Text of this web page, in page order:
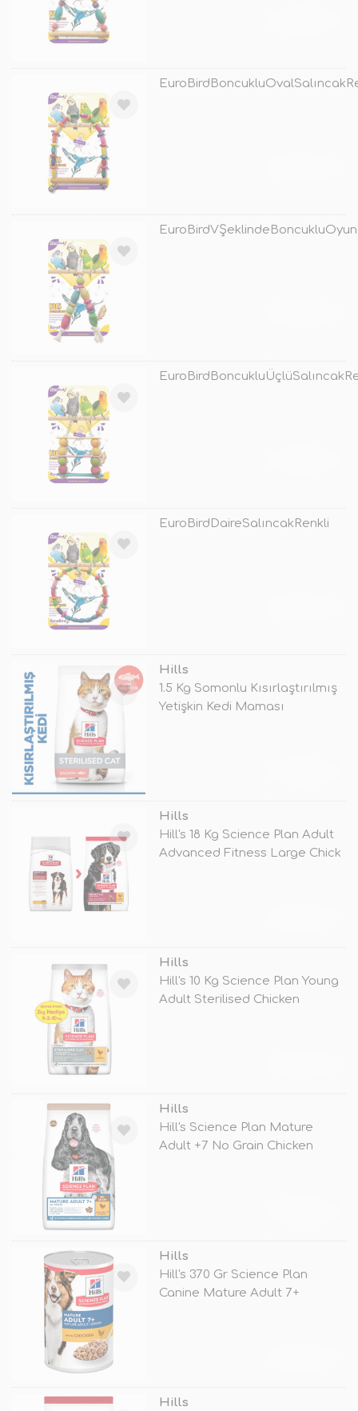
EuroBirdDaireSalıncakRenkli
Hills
1.5 Kg Somonlu Kısırlaştırılmış
Yetişkin Kedi Maması
Hills
Hill's 18 Kg Science Plan Adult
Advanced Fitness Large Chick
Hills
Hill's 10 Kg Science Plan Young
Adult Sterilised Chicken
Hills
Hill's Science Plan Mature
Adult +7 No Grain Chicken
Hills
Hill's 370 Gr Science Plan
Canine Mature Adult 7+
Hills